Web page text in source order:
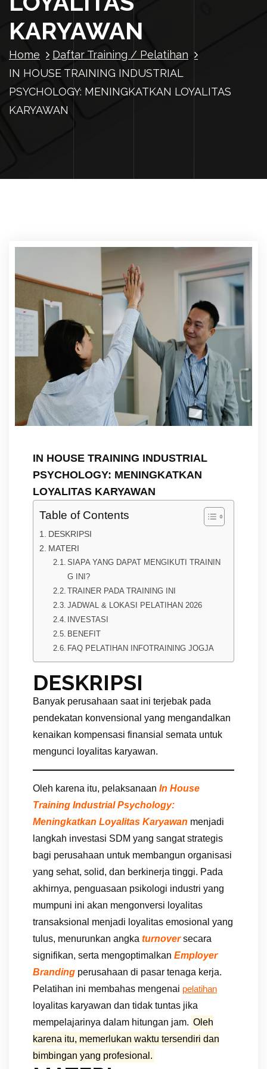
KARYAWAN
Home
Daftar Training / Pelatihan
IN HOUSE TRAINING INDUSTRIAL
PSYCHOLOGY: MENINGKATKAN LOYALITAS
KARYAWAN
IN HOUSE TRAINING INDUSTRIAL
PSYCHOLOGY: MENINGKATKAN
LOYALITAS KARYAWAN
Table of Contents
DESKRIPSI
MATERI
SIAPA YANG DAPAT MENGIKUTI TRAININ
G INI?
TRAINER PADA TRAINING INI
JADWAL & LOKASI PELATIHAN 2026
INVESTASI
BENEFIT
FAQ PELATIHAN INFOTRAINING JOGJA
DESKRIPSI
Banyak perusahaan saat ini terjebak pada
pendekatan konvensional yang mengandalkan
kenaikan kompensasi finansial semata untuk
mengunci loyalitas karyawan.
Oleh karena itu, pelaksanaan In House
Training Industrial Psychology:
Meningkatkan Loyalitas Karyawan menjadi
langkah investasi SDM yang sangat strategis
bagi perusahaan untuk membangun organisasi
yang sehat, solid, dan berkinerja tinggi. Pada
akhirnya, penguasaan psikologi industri yang
mumpuni ini akan mengonversi loyalitas
transaksional menjadi loyalitas emosional yang
tulus, menurunkan angka turnoversecara
signifikan, serta mengoptimalkan Employer
Branding perusahaan di pasar tenaga kerja.
Pelatihan ini membahas mengenai pelatihan
loyalitas karyawan dan tidak tuntas jika
mempelajarinya dalam hitungan jam. Oleh
karena itu, memerlukan waktu tersendiri dan
bimbingan yang profesional.